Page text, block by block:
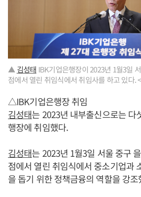
▲ 김성태 IBK기업은행장이 2023년 1월3일
점에서 열린 취임식에서 취임사를 하고 있다.
△IBK기업은행장 취임
김성태는 2023년 내부출신으로는 다
행장에 취임했다.
김성태는 2023년 1월3일 서울 중구
점에서 열린 취임식에서 중소기업과
을 돕기 위한 정책금융의 역할을 강조